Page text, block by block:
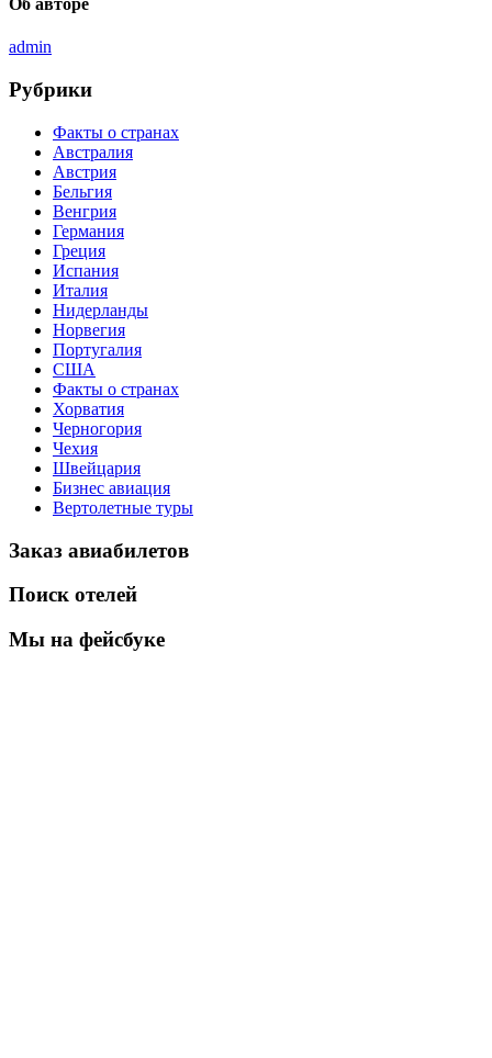
Об авторе
admin
Рубрики
Факты о странах
Австралия
Австрия
Бельгия
Венгрия
Германия
Греция
Испания
Италия
Нидерланды
Норвегия
Португалия
США
Факты о странах
Хорватия
Черногория
Чехия
Швейцария
Бизнес авиация
Вертолетные туры
Заказ авиабилетов
Поиск отелей
Мы на фейсбуке